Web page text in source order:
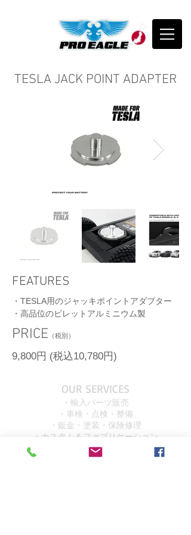
​TESLA JACK POINT ADAPTER
FEATURES
・TESLA用のジャッキポイントアダプター
​・高品位のビレットアルミニウム製
​PRICE （税別）
9,800円 (税込10,780円)
OUR SERVICES
・輸入パーツ販売
・車検・点検・整備
・鈑金・塗装・保険修理
・カスタム＆ファブリケーション
OVER 15 YEARS